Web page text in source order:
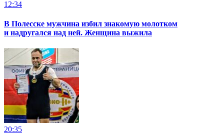
12:34
В Полесске мужчина избил знакомую молотком
и надругался над ней. Женщина выжила
20:35